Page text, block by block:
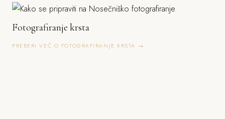
Fotografiranje krsta
PREBERI VEČ O FOTOGRAFIRANJE KRSTA →